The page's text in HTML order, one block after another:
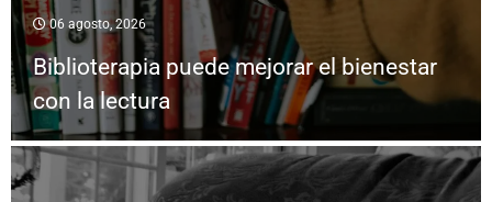
06 agosto, 2026
Biblioterapia puede mejorar el bienestar
con la lectura